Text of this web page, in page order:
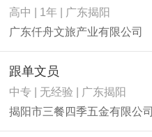
高中 | 1年 | 广东揭阳
广东仟舟文旅产业有限公司
跟单文员
中专 | 无经验 | 广东揭阳
揭阳市三餐四季五金有限公司